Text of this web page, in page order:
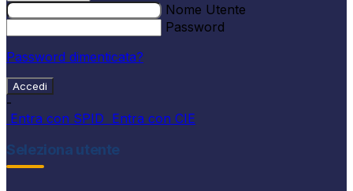
Nome Utente
Password
Password dimenticata?
-
Entra con SPID Entra con CIE
Seleziona utente